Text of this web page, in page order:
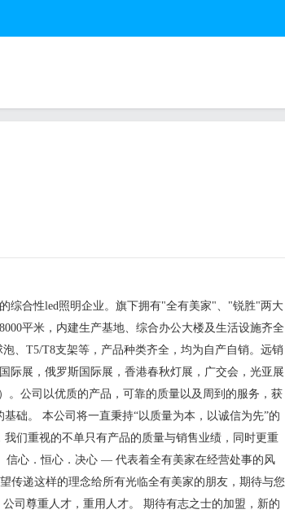
综合性led照明企业。旗下拥有"全有美家"、"锐胜"两大
平米，内建生产基地、综合办公大楼及生活设施齐全
、T5/T8支架等，产品种类齐全，均为自产自销。远销
际展，俄罗斯国际展，香港春秋灯展，广交会，光亚展
。公司以优质的产品，可靠的质量以及周到的服务，获
础。 本公司将一直秉持“以质量为本，以诚信为先”的
们重视的不单只有产品的质量与销售业绩，同时更重
心．恒心．决心 — 代表着全有美家在经营处事的风
传递这样的理念给所有光临全有美家的朋友，期待与您
司尊重人才，重用人才。 期待有志之士的加盟，新的